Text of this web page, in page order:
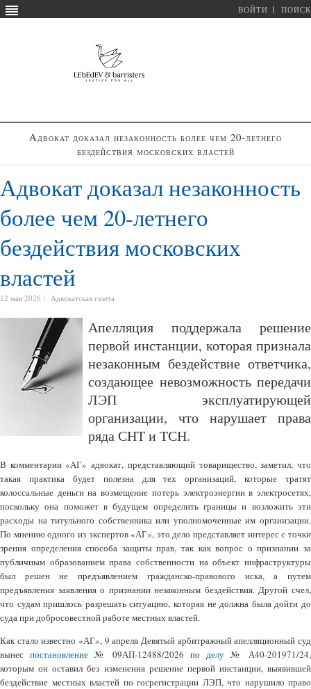
ВОЙТИ ПОИСК
Адвокат доказал незаконность более чем 20-летнего
бездействия московских властей
Адвокат доказал незаконность
более чем 20-летнего
бездействия московских
властей
12 мая 2026 Адвокатская газета
Апелляция поддержала решение
первой инстанции, которая признала
незаконным бездействие ответчика,
создающее невозможность передачи
ЛЭП эксплуатирующей
организации, что нарушает права
ряда СНТ и ТСН.
В комментарии «АГ» адвокат, представляющий товарищество, заметил, что
такая практика будет полезна для тех организаций, которые тратят
колоссальные деньги на возмещение потерь электроэнергии в электросетях,
поскольку она поможет в будущем определить границы и возложить эти
расходы на титульного собственника или уполномоченные им организации.
По мнению одного из экспертов «АГ», это дело представляет интерес с точки
зрения определения способа защиты прав, так как вопрос о признании за
публичным образованием права собственности на объект инфраструктуры
был решен не предъявлением гражданско-правового иска, а путем
предъявления заявления о признании незаконным бездействия. Другой счел,
что судам пришлось разрешать ситуацию, которая не должна была дойти до
суда при добросовестной работе местных властей.
Как стало известно «АГ», 9 апреля Девятый арбитражный апелляционный суд
вынеспостановление № 09АП-12488/2026 по делу№ А40-201971/24,
которым он оставил без изменения решение первой инстанции, выявившей
бездействие местных властей по госрегистрации ЛЭП, что нарушило право